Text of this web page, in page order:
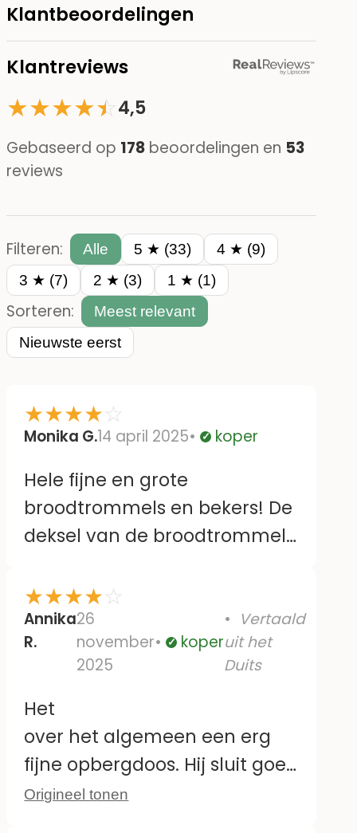
Klantbeoordelingen
Klantreviews
★★★★☆
★4,5
Gebaseerd op 178 beoordelingen en 53
reviews
Filteren: Alle 5 ★ (33)
4 ★ (9)
3 ★ (7)
2 ★ (3) 1 ★ (1)
Sorteren:
Meest relevant
Nieuwste eerst
★★★★☆
Monika G.14 april 2025 Geverifieerd
koper
Hele fijne en grote
broodtrommels en bekers! De
deksel van de broodtrommel
jaar)even wennen om deze
goed te kunnen sluiten. Maar
oefening baart kunst 😉.
★★★★☆
Annika
R.
26
november
2025
Geverifieerd
koper
Vertaald
uit het
Duits
Het
over het algemeen een erg
fijne opbergdoos. Hij sluit goed
af en is ook
Origineel tonen